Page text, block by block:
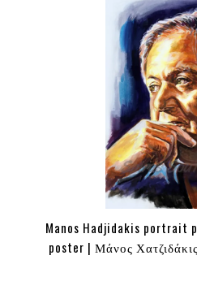
Manos Hadjidakis portrait
poster | Μάνος